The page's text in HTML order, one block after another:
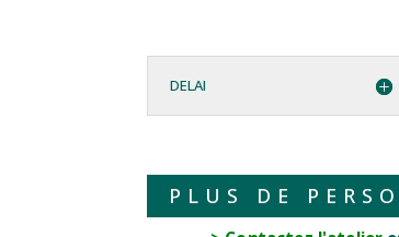
DELAI
PLUS DE